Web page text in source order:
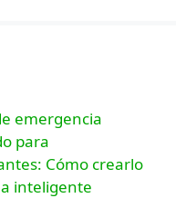
emergencia
para
Cómo crearlo
inteligente